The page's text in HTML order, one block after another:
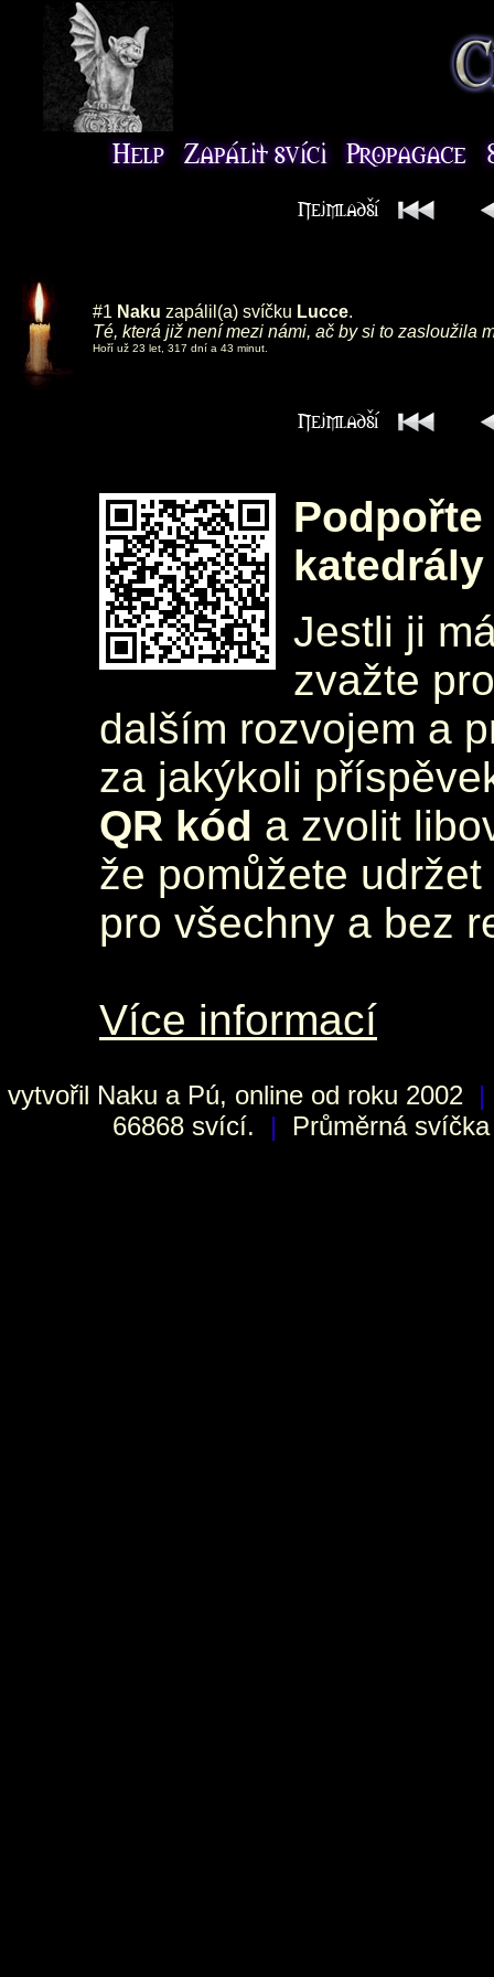
#1 Naku zapálil(a) svíčku Lucce.
Té, která již není mezi námi, ač by si to zasloužila
Hoří už 23 let, 317 dní a 43 minut.
katedrály
Jestli ji
zvažte
dalším rozvojem a
za jakýkoli
QR kód a zvolit
že pomůžete
pro všechny a bez
Více informací
vytvořil Naku a Pú, online od roku 2002 |
66868 svící.
| Průměrná